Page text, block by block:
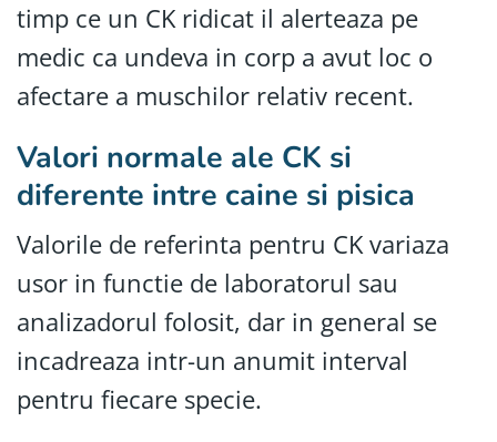
timp ce un CK ridicat il alerteaza pe
medic ca undeva in corp a avut loc o
afectare a muschilor relativ recent.
Valori normale ale CK si
diferente intre caine si pisica
Valorile de referinta pentru CK variaza
usor in functie de laboratorul sau
analizadorul folosit, dar in general se
incadreaza intr-un anumit interval
pentru fiecare specie.